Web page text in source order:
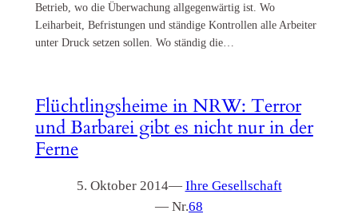
Betrieb, wo die Überwachung allgegenwärtig ist. Wo
Leiharbeit, Befristungen und ständige Kontrollen alle Arbeiter
unter Druck setzen sollen. Wo ständig die…
Flüchtlingsheime in NRW: Terror
und Barbarei gibt es nicht nur in der
Ferne
5. Oktober 2014— Ihre Gesellschaft
— Nr.68